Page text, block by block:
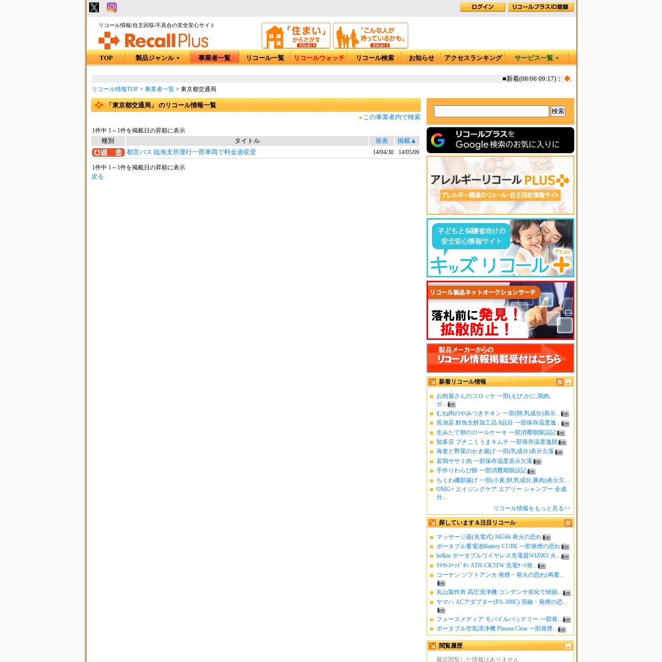
リコール情報/自主回収/不具合の安全安心サイト
TOP 製品ジャンル ▼ 事業者一覧 リコール一覧 リコールウォッチ リコール検索 お知らせ アクセスランキング サービス一覧 ▼
■新着(08/06 09:17)：◆お肉屋さんのコロッケ 一部(え
リコール情報TOP> 事業者一覧> 東京都交通局
新着リコール情報
お肉屋さんのコロッケ 一部(えび,かに,鶏肉,
ゼ...
むね肉のやみつきチキン 一部(卵,乳成分)表示...
長池店 鮮魚生鮮加工品 8品目 一部保存温度逸...
生みたて卵のロールケーキ 一部消費期限誤記
知多店 プチこくうまキムチ 一部保存温度逸脱
海老と野菜のかき揚げ 一部(乳成分)表示欠落
若鶏ササミ肉 一部保存温度表示欠落
手作りわらび餅 一部消費期限誤記
ちくわ磯部揚げ 一部(小麦,卵,乳成分,豚肉)表示欠...
OMG+ エイジングケア エアリー シャンプー 全成
分...
リコール情報をもっと見る>>
探しています＆注目リコール
マッサージ器(充電式) MG66 発火の恐れ
ポータブル蓄電池Battery CUBE 一部発煙の恐れ
belkin ポータブルワイヤレス充電器WIZ003 火...
ﾜｲﾔﾚｽﾍｯﾄﾞﾎﾝ ATH-CK3TW 充電ｹｰｽ発...
コーナン ソフトアンカ 発煙・発火の恐れ(再案...
丸山製作所 高圧洗浄機 コンデンサ劣化で焼損...
ヤマハ ACアダプター(PA-300C) 溶融・発煙の恐...
フォースメディア モバイルバッテリー 一部発...
ポータブル空気清浄機 Plasma Clear 一部発煙...
閲覧履歴
最近閲覧した情報はありません
「東京都交通局」 のリコール情報一覧
■ この事業者内で検索
1件中 1～1件を掲載日の昇順に表示
種別 タイトル 発表
掲載▲
都営バス 臨海支所運行一部車両で料金過収受
14/04/30 14/05/09
1件中 1～1件を掲載日の昇順に表示
戻る